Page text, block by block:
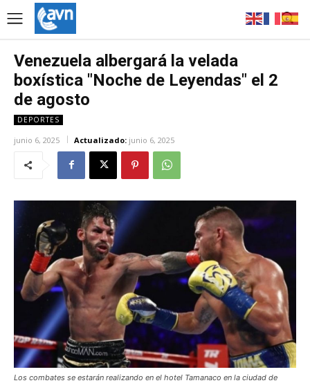
Venezuela albergará la velada
boxística "Noche de Leyendas" el 2
de agosto
DEPORTES
junio 6, 2025 Actualizado: junio 6, 2025
Los combates se estarán realizando en el hotel Tamanaco en la ciudad de